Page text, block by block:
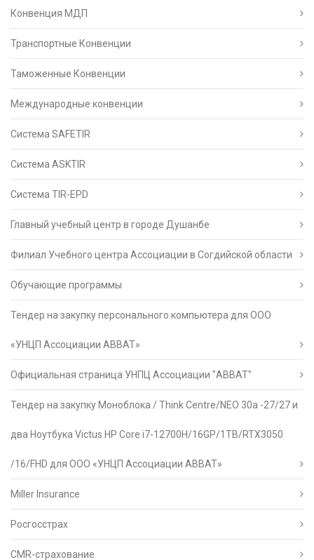
Конвенция МДП
Транспортные Конвенции
Таможенные Конвенции
Международные конвенции
Система SAFETIR
Система ASKTIR
Система TIR-EPD
Главный учебный центр в городе Душанбе
Филиал Учебного центра Ассоциации в Согдийской области
Обучающие программы
Тендер на закупку персонального компьютера для ООО
«УНЦП Ассоциации АВВАТ»
Официальная страница УНПЦ Ассоциации "АВВАТ"
Тендер на закупку Моноблока / Think Centre/NEO 30a -27/27 и
два Ноутбука Victus HP Core i7-12700H/16GP/1TB/RTX3050
/16/FHD для ООО «УНЦП Ассоциации АВВАТ»
Miller Insurance
Росгосстрах
CMR-страхование